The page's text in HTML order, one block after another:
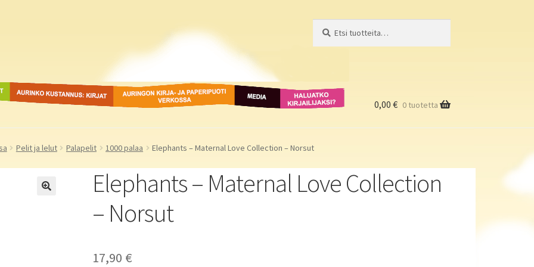
Aurinko Kustannus: kirjat Auringon kirja- ja
paperipuodit verkossa
Media
Haluatko
kirjailijaksi?
0,00 € 0 tuotetta
Pelit ja lelut Palapelit 1000 palaa Elephants – Maternal Love Collection – Norsut
Elephants – Maternal Love Collection
– Norsut
17,90 €